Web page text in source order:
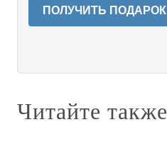
ПОЛУЧИТЬ ПОДАРОК
Читайте также